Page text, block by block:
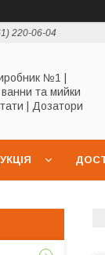
220-06-04
№1 |
ванни та мийки
| Дозатори